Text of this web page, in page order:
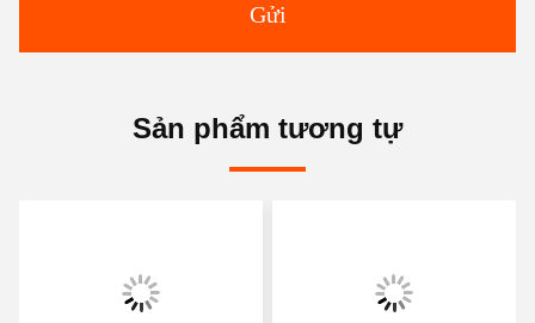
Gửi
Sản phẩm tương tự